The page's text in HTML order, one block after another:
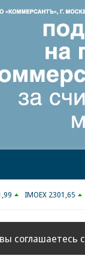
IMOEX 2301,65
соглашаетесь с